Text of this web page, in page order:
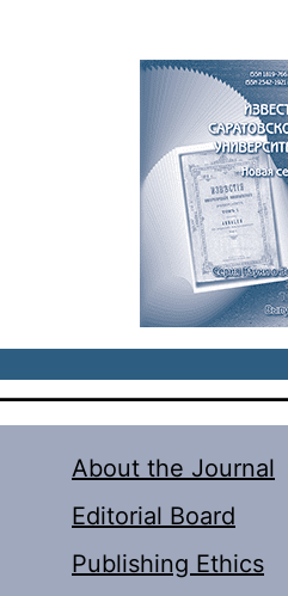
About the Journal
Editorial Board
Publishing Ethics